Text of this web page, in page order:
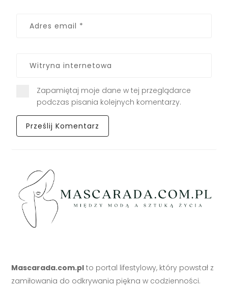
Zapamiętaj moje dane w tej przeglądarce
podczas pisania kolejnych komentarzy.
Mascarada.com.pl to portal lifestylowy, który powstał z
zamiłowania do odkrywania piękna w codzienności.